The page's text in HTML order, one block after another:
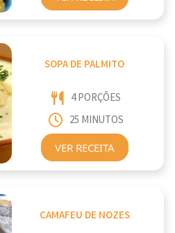
SOPA DE PALMITO
4 PORÇÕES
25 MINUTOS
VER RECEITA
CAMAFEU DE NOZES